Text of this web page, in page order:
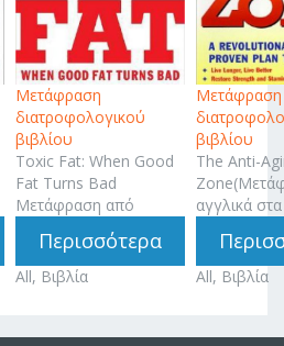
Μετάφραση
διατροφολογικού
βιβλίου
Toxic Fat: When Good
Fat Turns Bad
Μετάφραση από
Περισσότερα
All, Βιβλία
Μετάφραση
βιβλίου
The Anti-
αγγλικά
All, Βιβλία